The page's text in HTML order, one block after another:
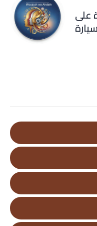
على
سيارة